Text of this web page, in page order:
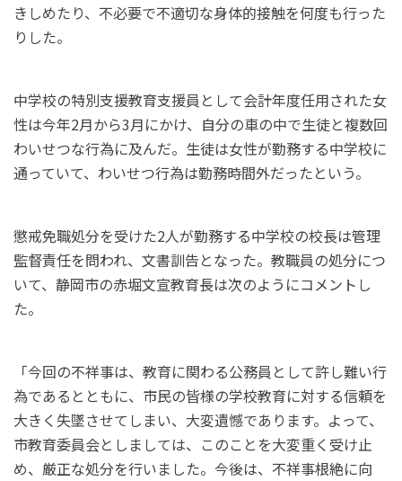
きしめたり、不必要で不適切な身体的接触を何度も行った
りした。
中学校の特別支援教育支援員として会計年度任用された女
性は今年2月から3月にかけ、自分の車の中で生徒と複数回
わいせつな行為に及んだ。生徒は女性が勤務する中学校に
通っていて、わいせつ行為は勤務時間外だったという。
懲戒免職処分を受けた2人が勤務する中学校の校長は管理
監督責任を問われ、文書訓告となった。教職員の処分につ
いて、静岡市の赤堀文宣教育長は次のようにコメントし
た。
「今回の不祥事は、教育に関わる公務員として許し難い行
為であるとともに、市民の皆様の学校教育に対する信頼を
大きく失墜させてしまい、大変遺憾であります。よって、
市教育委員会としましては、このことを大変重く受け止
め、厳正な処分を行いました。今後は、不祥事根絶に向